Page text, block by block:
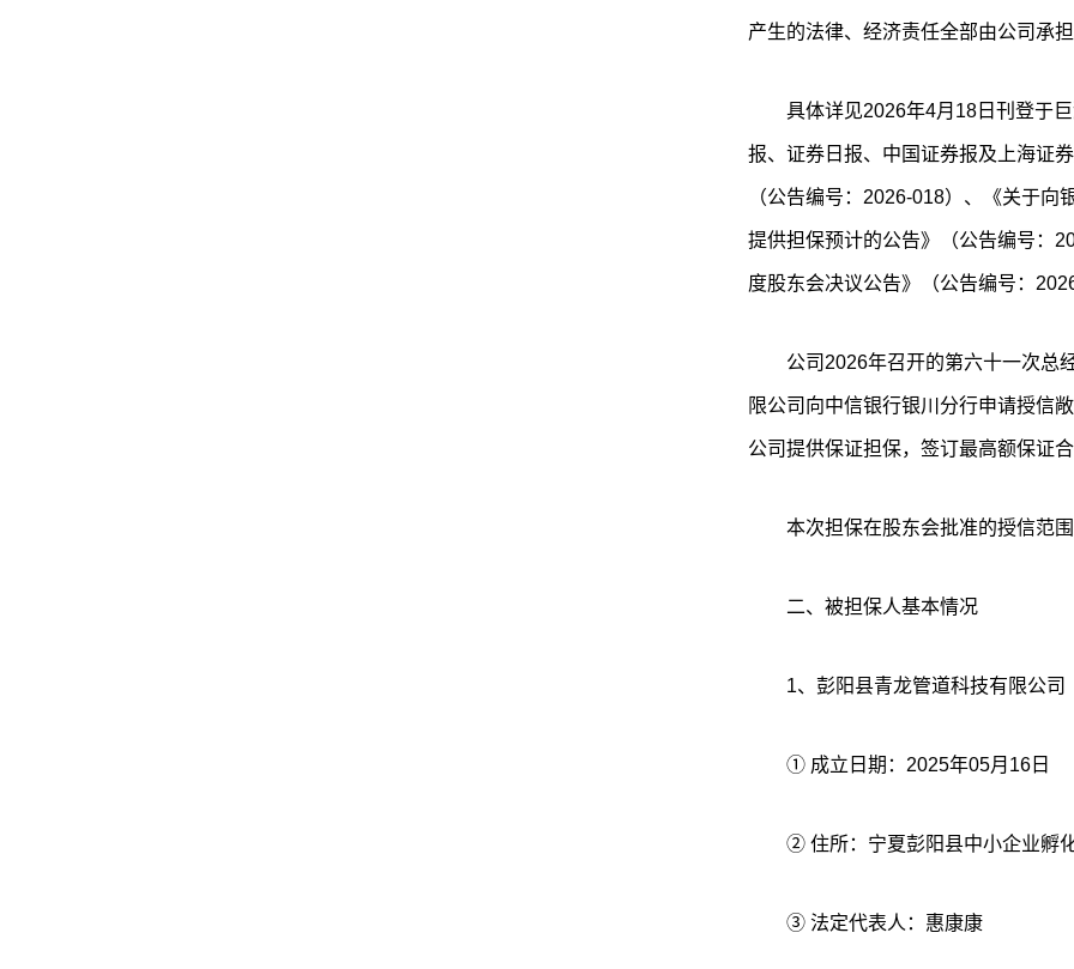
产生的法律、经济责任全部由公司承担
具体详见2026年4月18日刊登于
报、证券日报、中国证券报及上海证
（公告编号：2026-018）、《关于向
提供担保预计的公告》（公告编号：
度股东会决议公告》（公告编号：
公司2026年召开的第六十一次总
限公司向中信银行银川分行申请授信
公司提供保证担保，签订最高额保证
本次担保在股东会批准的授信范围
二、被担保人基本情况
1、彭阳县青龙管道科技有限公司
① 成立日期：2025年05月16日
② 住所：宁夏彭阳县中小企业孵
③ 法定代表人：惠康康